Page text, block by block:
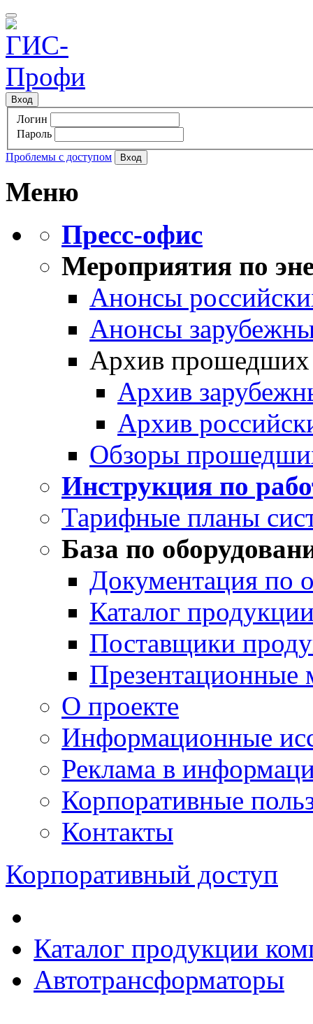
Вход
Логин
Пароль
Проблемы с доступом
Меню
Пресс-офис
Мероприятия по
Анонсы
Анонсы
Архив прошедших
Архив
Архив
Обзоры
Инструкция по
Тарифные планы
База по
Документация по
Каталог
Поставщики
Презентационные
О проекте
Информационные
Реклама в
Корпоративные
Контакты
Корпоративный доступ
Каталог продукции
Автотрансформаторы